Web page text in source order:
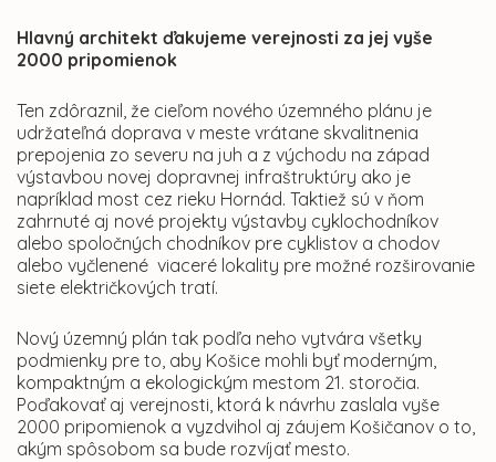
Hlavný architekt ďakujeme verejnosti za jej vyše
2000 pripomienok
Ten zdôraznil, že cieľom nového územného plánu je
udržateľná doprava v meste vrátane skvalitnenia
prepojenia zo severu na juh a z východu na západ
výstavbou novej dopravnej infraštruktúry ako je
napríklad most cez rieku Hornád. Taktiež sú v ňom
zahrnuté aj nové projekty výstavby cyklochodníkov
alebo spoločných chodníkov pre cyklistov a chodov
alebo vyčlenené viaceré lokality pre možné rozširovanie
siete električkových tratí.
Nový územný plán tak podľa neho vytvára všetky
podmienky pre to, aby Košice mohli byť moderným,
kompaktným a ekologickým mestom 21. storočia.
Poďakovať aj verejnosti, ktorá k návrhu zaslala vyše
2000 pripomienok a vyzdvihol aj záujem Košičanov o to,
akým spôsobom sa bude rozvíjať mesto.